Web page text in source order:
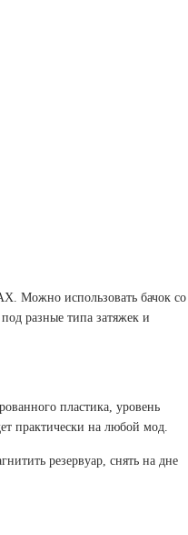
Можно использовать бачок со
разные типа затяжек и
пластика, уровень
практически на любой мод.
резервуар, снять на дне